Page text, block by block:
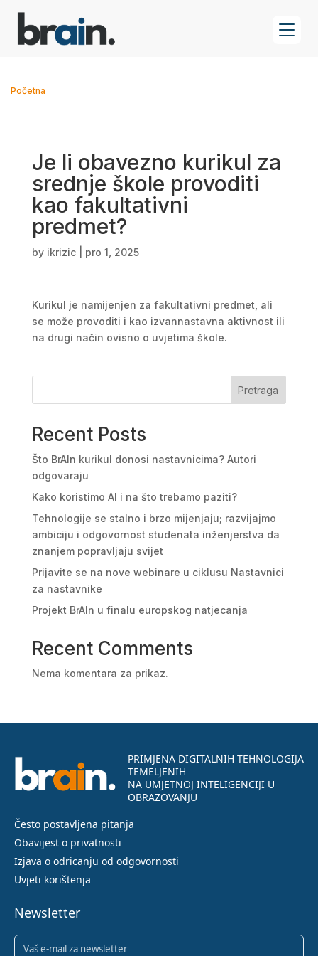
Početna
Je li obavezno kurikul za
srednje škole provoditi
kao fakultativni
predmet?
by ikrizic| pro 1, 2025
Kurikul je namijenjen za fakultativni predmet, ali
se može provoditi i kao izvannastavna aktivnost ili
na drugi način ovisno o uvjetima škole.
Pretraga
Recent Posts
Što BrAIn kurikul donosi nastavnicima? Autori
odgovaraju
Kako koristimo AI i na što trebamo paziti?
Tehnologije se stalno i brzo mijenjaju; razvijajmo
ambiciju i odgovornost studenata inženjerstva da
znanjem popravljaju svijet
Prijavite se na nove webinare u ciklusu Nastavnici
za nastavnike
Projekt BrAIn u finalu europskog natjecanja
Recent Comments
Nema komentara za prikaz.
PRIMJENA DIGITALNIH TEHNOLOGIJA
TEMELJENIH
NA UMJETNOJ INTELIGENCIJI U
OBRAZOVANJU
Često postavljena pitanja
Obavijest o privatnosti
Izjava o odricanju od odgovornosti
Uvjeti korištenja
Newsletter
Newsletter(Required)